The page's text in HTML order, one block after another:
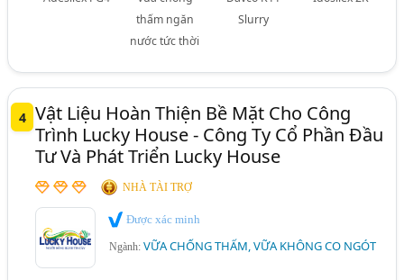
thấm ngăn
nước tức thời
Slurry
4 Vật Liệu Hoàn Thiện Bề Mặt Cho Công
Trình Lucky House - Công Ty Cổ Phần Đầu
Tư Và Phát Triển Lucky House
NHÀ TÀI TRỢ
Được xác minh
Ngành:VỮA CHỐNG THẤM, VỮA KHÔNG CO NGÓT